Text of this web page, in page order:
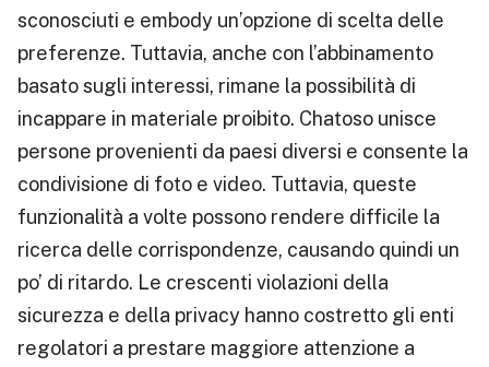
sconosciuti e embody un’opzione di scelta delle
preferenze. Tuttavia, anche con l’abbinamento
basato sugli interessi, rimane la possibilità di
incappare in materiale proibito. Chatoso unisce
persone provenienti da paesi diversi e consente la
condivisione di foto e video. Tuttavia, queste
funzionalità a volte possono rendere difficile la
ricerca delle corrispondenze, causando quindi un
po’ di ritardo. Le crescenti violazioni della
sicurezza e della privacy hanno costretto gli enti
regolatori a prestare maggiore attenzione a